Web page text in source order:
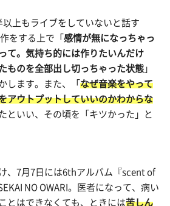
上もライブをしていないと話す
をする上で「 感情が無になっちゃっ
て。気持ち的には作りたいんだけ
ものを全部出し切っちゃった状態 」
します。また、「 なぜ音楽をやって
アウトプットしていいのかわからな
といい、その頃を「キツかった」と
、7月7日には6thアルバム『scent of
NO OWARI。医者になって、病い
とはできなくても、ときには苦しん